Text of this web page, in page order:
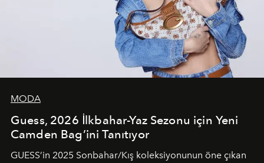
MODA
Guess, 2026 İlkbahar-Yaz Sezonu için Yeni
Camden Bag’ini Tanıtıyor
GUESS’in 2025 Sonbahar/Kış koleksiyonunun öne çıkan